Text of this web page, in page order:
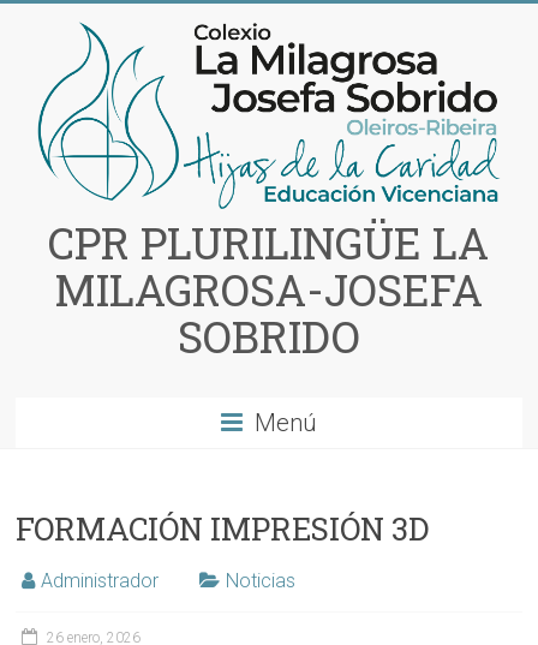
contenido
CPR PLURILINGÜE LA
MILAGROSA-JOSEFA
SOBRIDO
Menú
FORMACIÓN IMPRESIÓN 3D
Administrador Noticias
26 enero, 2026